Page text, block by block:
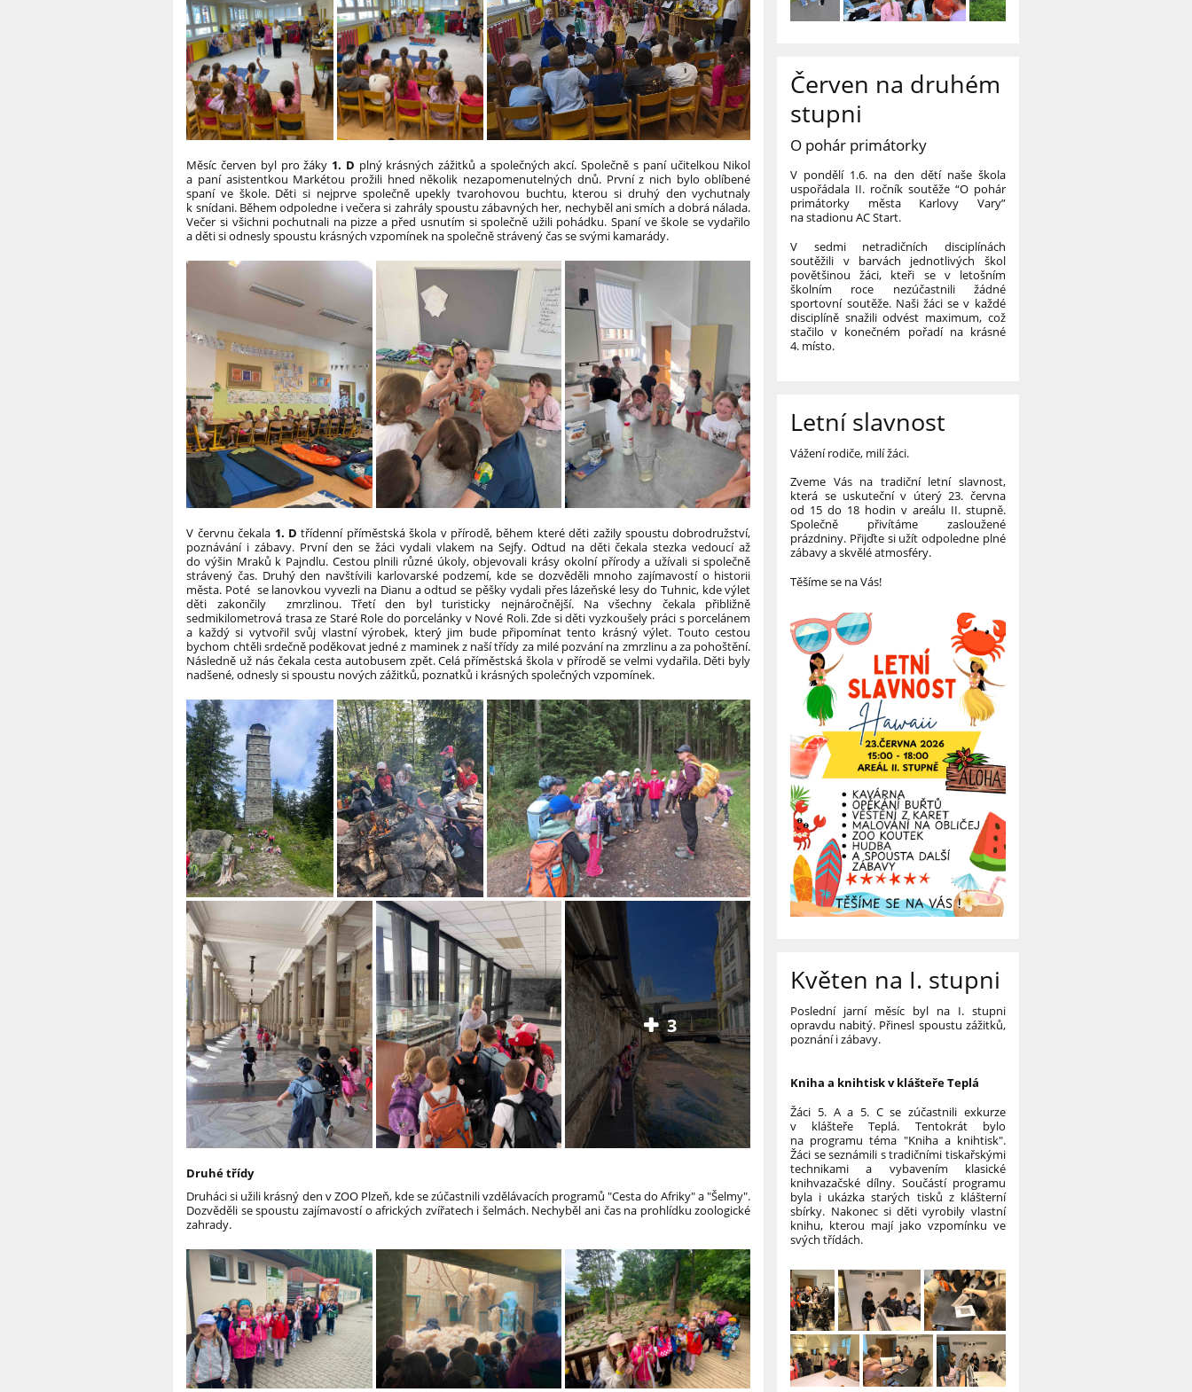
Měsíc červen byl pro žáky 1. D plný krásných zážitků a společných akcí. Společně s paní učitelkou Nikol
a paní asistentkou Markétou prožili hned několik nezapomenutelných dnů. První z nich bylo oblíbené
spaní ve škole. Děti si nejprve společně upekly tvarohovou buchtu, kterou si druhý den vychutnaly
k snídani. Během odpoledne i večera si zahrály spoustu zábavných her, nechyběl ani smích a dobrá nálada.
Večer si všichni pochutnali na pizze a před usnutím si společně užili pohádku. Spaní ve škole se vydařilo
a děti si odnesly spoustu krásných vzpomínek na společně strávený čas se svými kamarády.
V červnu čekala 1. D třídenní příměstská škola v přírodě, během které děti zažily spoustu dobrodružství,
poznávání i zábavy. První den se žáci vydali vlakem na Sejfy. Odtud na děti čekala stezka vedoucí až
do výšin Mraků k Pajndlu. Cestou plnili různé úkoly, objevovali krásy okolní přírody a užívali si společně
strávený čas. Druhý den navštívili karlovarské podzemí, kde se dozvěděli mnoho zajímavostí o historii
města. Poté se lanovkou vyvezli na Dianu a odtud se pěšky vydali přes lázeňské lesy do Tuhnic, kde výlet
děti zakončily zmrzlinou. Třetí den byl turisticky nejnáročnější. Na všechny čekala přibližně
sedmikilometrová trasa ze Staré Role do porcelánky v Nové Roli. Zde si děti vyzkoušely práci s porcelánem
a každý si vytvořil svůj vlastní výrobek, který jim bude připomínat tento krásný výlet. Touto cestou
bychom chtěli srdečně poděkovat jedné z maminek z naší třídy za milé pozvání na zmrzlinu a za pohoštění.
Následně už nás čekala cesta autobusem zpět.Celá příměstská škola v přírodě se velmi vydařila. Děti byly
nadšené, odnesly si spoustu nových zážitků, poznatků i krásných společných vzpomínek.
3
Druhé třídy
Druháci si užili krásný den v ZOO Plzeň, kde se zúčastnili vzdělávacích programů "Cesta do Afriky" a "Šelmy".
Dozvěděli se spoustu zajímavostí o afrických zvířatech i šelmách. Nechyběl ani čas na prohlídku zoologické
zahrady.
Červen na druhém
stupni
O pohár primátorky
V pondělí 1.6. na den dětí naše škola
uspořádala II. ročník soutěže “O pohár
primátorky města Karlovy Vary”
na stadionu AC Start.
V sedmi netradičních disciplínách
soutěžili v barvách jednotlivých škol
povětšinou žáci, kteři se v letošním
školním roce nezúčastnili žádné
sportovní soutěže. Naši žáci se v každé
disciplíně snažili odvést maximum, což
stačilo v konečném pořadí na krásné
4. místo.
Letní slavnost
Vážení rodiče, milí žáci.
Zveme Vás na tradiční letní slavnost,
která se uskuteční v úterý 23. června
od 15 do 18 hodin v areálu II. stupně.
Společně přivítáme zasloužené
prázdniny. Přijďte si užít odpoledne plné
zábavy a skvělé atmosféry.
Těšíme se na Vás!
Květen na I. stupni
Poslední jarní měsíc byl na I. stupni
opravdu nabitý. Přinesl spoustu zážitků,
poznání i zábavy.
Kniha a knihtisk v klášteře Teplá
Žáci 5. A a 5. C se zúčastnili exkurze
v klášteře Teplá. Tentokrát bylo
na programu téma "Kniha a knihtisk".
Žáci se seznámili s tradičními tiskařskými
technikami a vybavením klasické
knihvazačské dílny. Součástí programu
byla i ukázka starých tisků z klášterní
sbírky. Nakonec si děti vyrobily vlastní
knihu, kterou mají jako vzpomínku ve
svých třídách.